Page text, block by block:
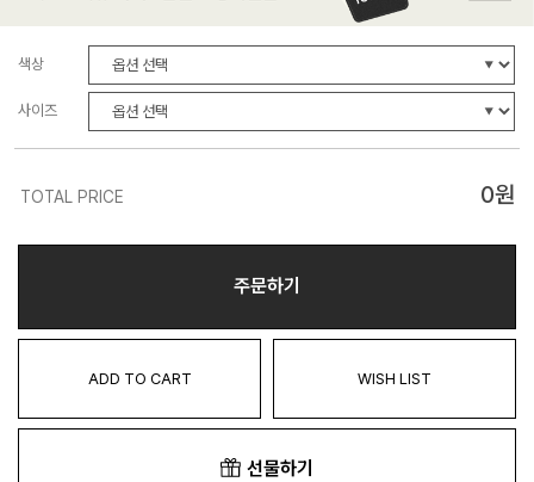
색상
사이즈
TOTAL PRICE 0원
주문하기
ADD TO CART WISH LIST
선물하기